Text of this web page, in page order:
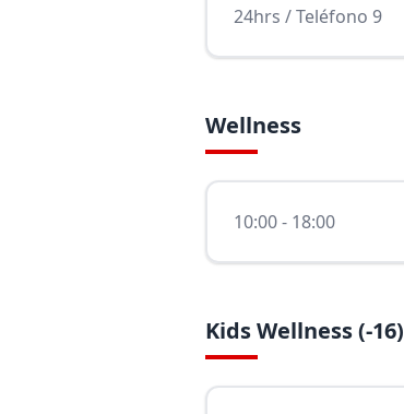
24hrs / Teléfono 9
Wellness
10:00 - 18:00
Kids Wellness (-16)